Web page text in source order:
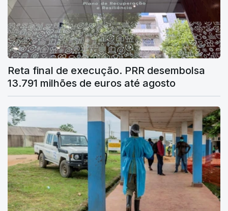
Reta final de execução. PRR desembolsa
13.791 milhões de euros até agosto